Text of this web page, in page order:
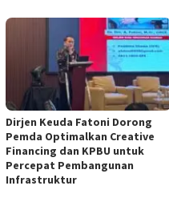
Dirjen Keuda Fatoni Dorong
Pemda Optimalkan Creative
Financing dan KPBU untuk
Percepat Pembangunan
Infrastruktur